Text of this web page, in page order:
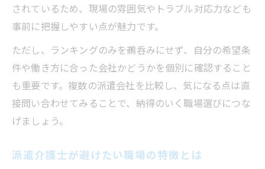
されているため、現場の雰囲気やトラブル対応力なども
事前に把握しやすい点が魅力です。
ただし、ランキングのみを鵜呑みにせず、自分の希望条
件や働き方に合った会社かどうかを個別に確認すること
も重要です。複数の派遣会社を比較し、気になる点は直
接問い合わせてみることで、納得のいく職場選びにつな
げましょう。
派遣介護士が避けたい職場の特徴とは